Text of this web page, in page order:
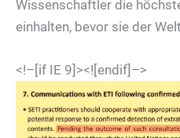
Wissenschaftler die
einhalten, bevor sie der
<!–[if IE 9]><![endif]–>